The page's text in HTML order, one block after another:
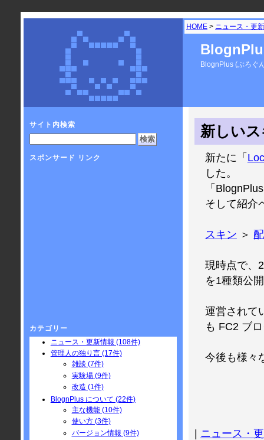
HOME > ニュース・更
BlognPlus (ぶろぐ
新しい
新たに「
した。
「
そして紹介
スキン ＞
現時点で、
を1種類公
運営されて
も FC2 ブ
今後も様々
| ニュース・
サイト内検索
スポンサード リンク
カテゴリー
ニュース・更新情報 (108件)
管理人の独り言 (17件)
雑談 (7件)
実験場 (9件)
改造 (1件)
BlognPlus について (22件)
主な機能 (10件)
使い方 (3件)
バージョン情報 (9件)